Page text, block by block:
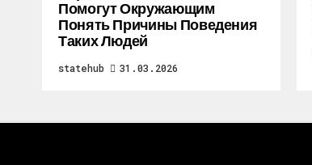
Помогут Окружающим
Понять Причины Поведения
Таких Людей
statehub 31.03.2026